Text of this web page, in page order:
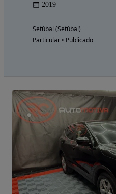
2019
Setúbal (Setúbal)
Particular • Publicado